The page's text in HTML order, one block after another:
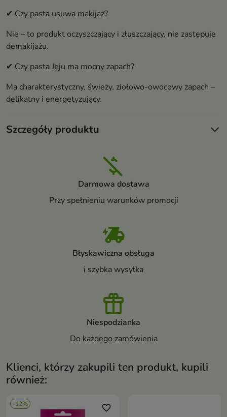
✔ Czy pasta usuwa makijaż?
Nie – to produkt oczyszczający i złuszczający, nie zastępuje
demakijażu.
✔ Czy pasta Jeju ma mocny zapach?
Ma charakterystyczny, świeży, ziołowo-owocowy zapach –
delikatny i energetyzujący.
Szczegóły produktu
Darmowa dostawa
Przy spełnieniu warunków promocji
Błyskawiczna obsługa
i szybka wysyłka
Niespodzianka
Do każdego zamówienia
Klienci, którzy zakupili ten produkt, kupili
również:
-12% favorite_border